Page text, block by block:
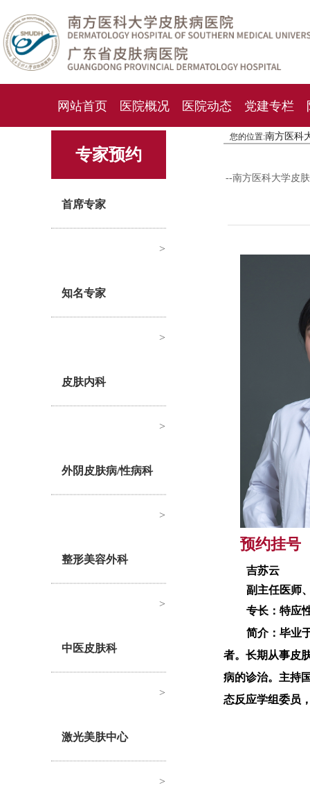
网站首页 医院概况 医院动态 党建专栏
化妆品检测中心 就诊指南 人才
专家预约
首席专家
>
知名专家
>
皮肤内科
>
外阴皮肤病/性病科
>
整形美容外科
>
中医皮肤科
>
激光美肤中心
>
您的位置:南方医科
--南方医科大学皮
预约挂号
吉苏云
副主任医师
专长：特应
简介：毕业
者。长期从事皮
病的诊治。主持
态反应学组委员